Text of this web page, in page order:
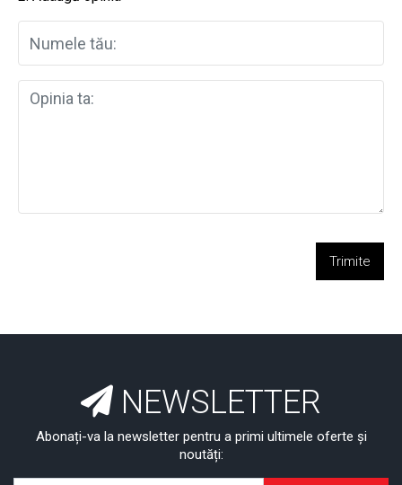
Trimite
NEWSLETTER
Abonați-va la newsletter pentru a primi ultimele oferte și
noutăți: